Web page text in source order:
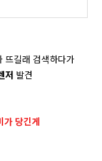
뜨길래 검색하다가
저 발견
가 당긴게